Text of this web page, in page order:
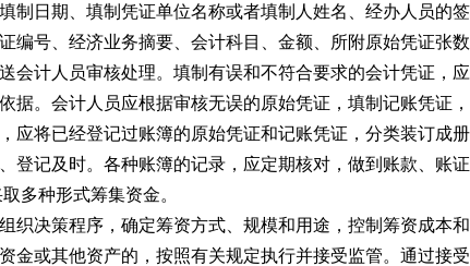
日期、填制凭证单位名称或者填制人姓名、经办人员的
编号、经济业务摘要、会计科目、金额、所附原始凭证张
计人员审核处理。填制有误和不符合要求的会计凭证，
据。会计人员应根据审核无误的原始凭证，填制记账凭证
应将已经登记过账簿的原始凭证和记账凭证，分类装订成册
记及时。各种账簿的记录，应定期核对，做到账款、账证
种形式筹集资金。
决策程序，确定筹资方式、规模和用途，控制筹资成本和
或其他资产的，按照有关规定执行并接受监管。通过接受